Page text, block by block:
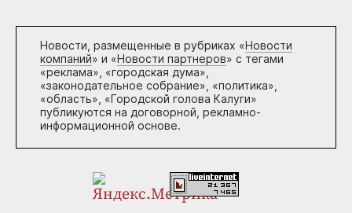
Новости, размещенные в рубриках «Новости
компаний» и «Новости партнеров» с тегами
«реклама», «городская дума»,
«законодательное собрание», «политика»,
«область», «Городской голова Калуги»
публикуются на договорной, рекламно-
информационной основе.